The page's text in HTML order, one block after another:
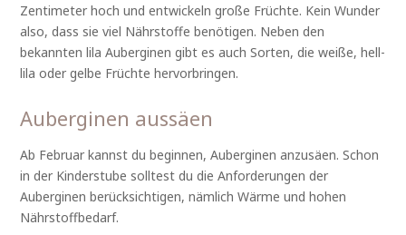
Zentimeter hoch und entwickeln große Früchte. Kein Wunder
also, dass sie viel Nährstoffe benötigen. Neben den
bekannten lila Auberginen gibt es auch Sorten, die weiße, hell-
lila oder gelbe Früchte hervorbringen.
Auberginen aussäen
Ab Februar kannst du beginnen, Auberginen anzusäen. Schon
in der Kinderstube solltest du die Anforderungen der
Auberginen berücksichtigen, nämlich Wärme und hohen
Nährstoffbedarf.